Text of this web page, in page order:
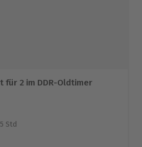
für 2 im DDR-Oldtimer
Std